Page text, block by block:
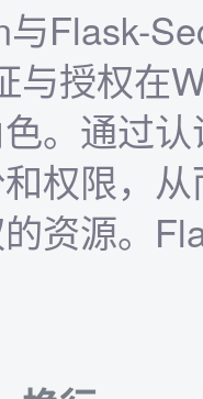
Flask-
与授权在
。通过
权限，
资源。